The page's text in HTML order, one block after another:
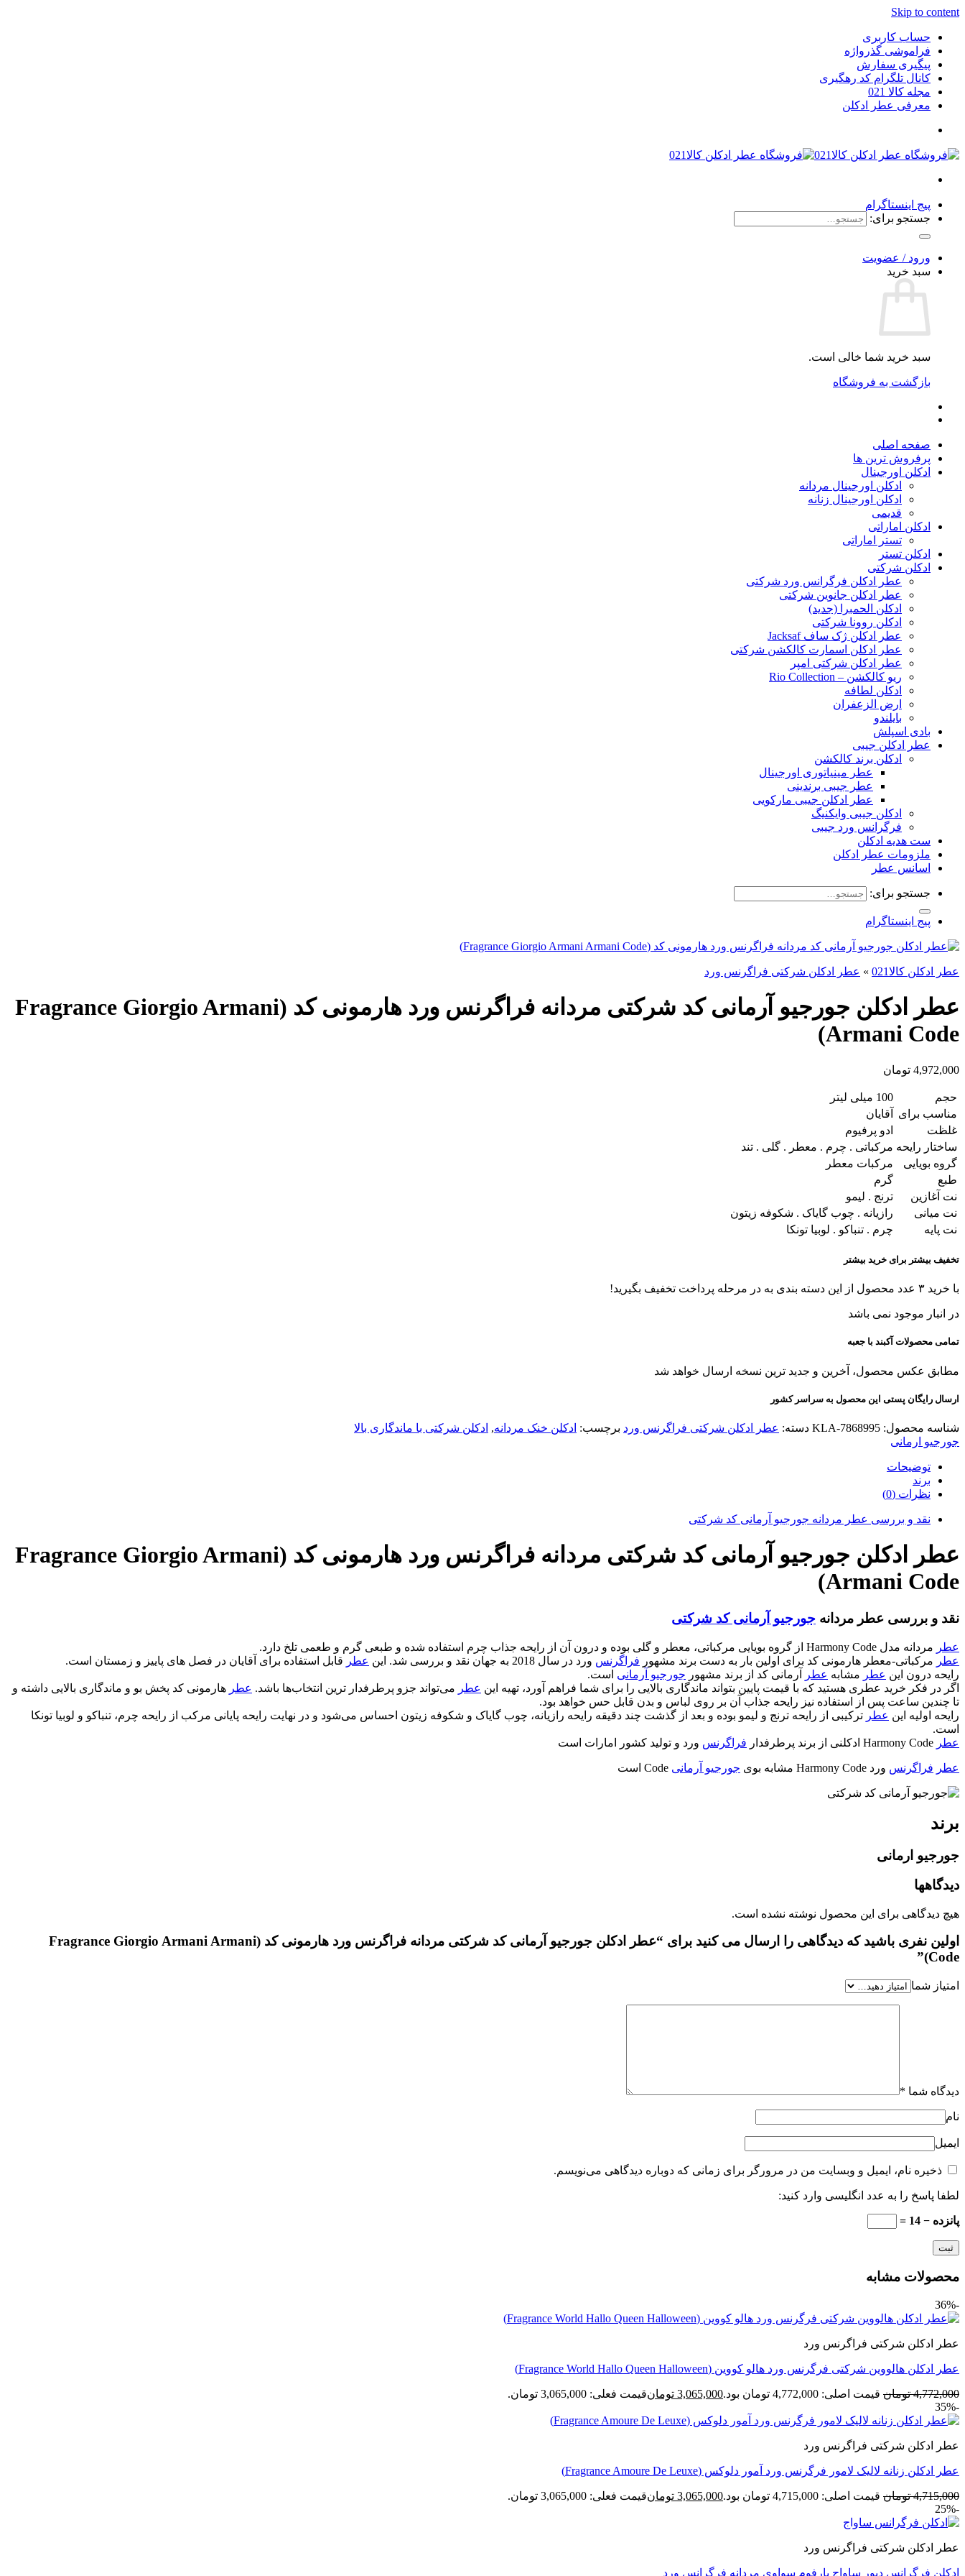
Skip to content
حساب کاربری
فراموشی گذرواژه
پیگیری سفارش
کانال تلگرام کد رهگیری
مجله کالا 021
معرفی عطر ادکلن
پیج اینستاگرام
جستجو برای:
ورود / عضویت
سبد خرید
سبد خرید شما خالی است.
بازگشت به فروشگاه
صفحه اصلی
پرفروش ترین ها
ادکلن اورجینال
ادکلن اورجینال مردانه
ادکلن اورجینال زنانه
قدیمی
ادکلن اماراتی
تستر اماراتی
ادکلن تستر
ادکلن شرکتی
عطر ادکلن فرگرانس ورد شرکتی
عطر ادکلن جانوین شرکتی
ادکلن الحمبرا (جدید)
ادکلن روونا شرکتی
عطر ادکلن ژک‌ ساف Jacksaf
عطر ادکلن اسمارت کالکشن شرکتی
عطر ادکلن شرکتی امپر
ریو کالکشن – Rio Collection
ادکلن لطافه
ارض الزعفران
بایلندو
بادی اسپلش
عطر ادکلن جیبی
ادکلن برند کالکشن
عطر مینیاتوری اورجینال
عطر جیبی برندینی
عطر ادکلن جیبی مارکویی
ادکلن جیبی وایکنیگ
فرگرانس ورد جیبی
ست هدیه ادکلن
ملزومات عطر ادکلن
اسانس عطر
جستجو برای:
پیج اینستاگرام
عطر ادکلن کالا021 » عطر ادکلن شرکتی فراگرنس ورد
عطر ادکلن جورجیو آرمانی کد شرکتی مردانه فراگرنس ورد هارمونی کد (Fragrance Giorgio Armani
Armani Code)
4,972,000 تومان
حجم
100 میلی لیتر
مناسب برای
آقایان
غلظت
ادو پرفیوم
ساختار رایحه مرکباتی . چرم . معطر . گلی . تند
گروه بویایی
مرکبات معطر
طبع
گرم
نت آغازین
ترنج . لیمو
نت میانی
رازیانه . چوب گایاک . شکوفه زیتون
نت پایه
چرم . تنباکو . لوبیا تونکا
تخفیف بیشتر برای خرید بیشتر
با خرید ۳ عدد محصول از این دسته بندی به در مرحله پرداخت تخفیف بگیرید!
در انبار موجود نمی باشد
تمامی محصولات آکبند با جعبه
مطابق عکس محصول، آخرین و جدید ترین نسخه ارسال خواهد شد
ارسال رایگان پستی این محصول به سراسر کشور
شناسه محصول: KLA-7868995 دسته: عطر ادکلن شرکتی فراگرنس ورد برچسب: ادکلن خنک مردانه, ادکلن شرکتی با ماندگاری بالا
جورجیو ارمانی
توضیحات
برند
نظرات (0)
نقد و بررسی عطر مردانه جورجیو آرمانی کد شرکتی
عطر ادکلن جورجیو آرمانی کد شرکتی مردانه فراگرنس ورد هارمونی کد (Fragrance Giorgio Armani
Armani Code)
نقد و بررسی عطر مردانه جورجیو آرمانی کد شرکتی
عطر مردانه مدل Harmony Code از گروه بویایی مرکباتی، معطر و گلی بوده و درون آن از رایحه جذاب چرم استفاده شده و طبعی گرم و طعمی تلخ دارد.
عطر مرکباتی-معطر هارمونی کد برای اولین بار به دست برند مشهور فراگرنس ورد در سال 2018 به جهان نقد و بررسی شد. این عطر قابل استفاده برای آقایان در فصل های پاییز و زمستان است.
رایحه درون این عطر مشابه عطر آرمانی کد از برند مشهور جورجیو آرمانی است.
اگر در فکر خرید عطری هستید که با قیمت پایین بتواند ماندگاری بالایی را برای شما فراهم آورد، تهیه این عطر می‌تواند جزو پرطرفدار ترین انتخاب‌ها باشد. عطر هارمونی کد پخش بو و ماندگاری بالایی داشته و
تا چندین ساعت پس از استفاده نیز رایحه جذاب آن بر روی لباس و بدن قابل حس خواهد بود.
رایحه اولیه این عطر ترکیبی از رایحه ترنج و لیمو بوده و بعد از گذشت چند دقیقه رایحه رازیانه، چوب گایاک و شکوفه زیتون احساس می‌شود و در نهایت رایحه پایانی مرکب از رایحه چرم، تنباکو و لوبیا تونکا
است.
عطر
فراگرنس ورد و تولید کشور امارات است
عطر فراگرنس ورد Harmony Code مشابه بوی جورجیو آرمانی
برند
جورجیو ارمانی
دیدگاهها
هیچ دیدگاهی برای این محصول نوشته نشده است.
اولین نفری باشید که دیدگاهی را ارسال می کنید برای “عطر ادکلن جورجیو آرمانی کد شرکتی مردانه فراگرنس ورد هارمونی کد (Fragrance Giorgio Armani Armani
Code)”
امتیاز شما
دیدگاه شما *
نام
ایمیل
ذخیره نام، ایمیل و وبسایت من در مرورگر برای زمانی که دوباره دیدگاهی می‌نویسم.
لطفا پاسخ را به عدد انگلیسی وارد کنید:
پانزده − 14 =
محصولات مشابه
-36%
عطر ادکلن شرکتی فراگرنس ورد
عطر ادکلن هالووین شرکتی فرگرنس ورد هالو کووین (Fragrance World Hallo Queen Halloween)
4,772,000 تومان قیمت اصلی: 4,772,000 تومان بود. 3,065,000 تومانقیمت فعلی: 3,065,000 تومان.
-35%
عطر ادکلن شرکتی فراگرنس ورد
عطر ادکلن زنانه لالیک لامور فرگرنس ورد آمور دلوکس (Fragrance Amoure De Leuxe)
4,715,000 تومان قیمت اصلی: 4,715,000 تومان بود. 3,065,000 تومانقیمت فعلی: 3,065,000 تومان.
-25%
عطر ادکلن شرکتی فراگرنس ورد
ادکلن فرگرانس دیور ساواج پارفوم سواوی مردانه فرگرانس ورد